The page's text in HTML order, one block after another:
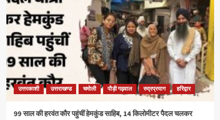
उत्तरकाशी उत्तराखण्ड चमोली पौड़ी गढ़वाल रुद्रप्रयाग हरिद्वार
99 साल की हरवंत कौर पहुंचीं हेमकुंड साहिब, 14 किलोमीटर पैदल चलकर